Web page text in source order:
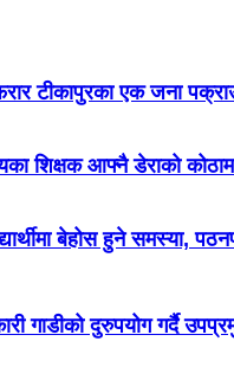
फरार टीकापुरका एक जना
शिक्षक आफ्नै डेराको
बेहोस हुने समस्या,
गाडीको दुरुपयोग गर्दै